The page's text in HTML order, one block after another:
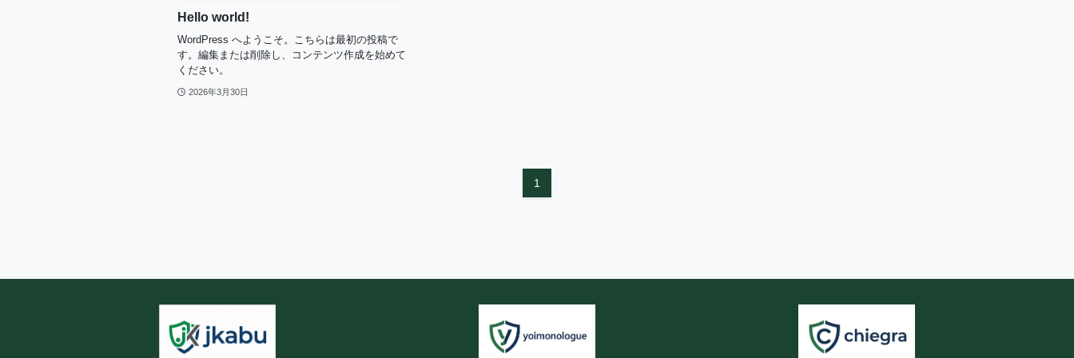
Hello world!
WordPress へようこそ。こちらは最初の投稿で
す。編集または削除し、コンテンツ作成を始めて
ください。
2026年3月30日
1